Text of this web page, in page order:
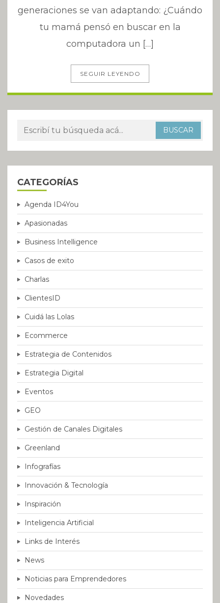
generaciones se van adaptando: ¿Cuándo
tu mamá pensó en buscar en la
computadora un […]
SEGUIR LEYENDO
CATEGORÍAS
Agenda ID4You
Apasionadas
Business Intelligence
Casos de exito
Charlas
ClientesID
Cuidá las Lolas
Ecommerce
Estrategia de Contenidos
Estrategia Digital
Eventos
GEO
Gestión de Canales Digitales
Greenland
Infografías
Innovación & Tecnología
Inspiración
Inteligencia Artificial
Links de Interés
News
Noticias para Emprendedores
Novedades